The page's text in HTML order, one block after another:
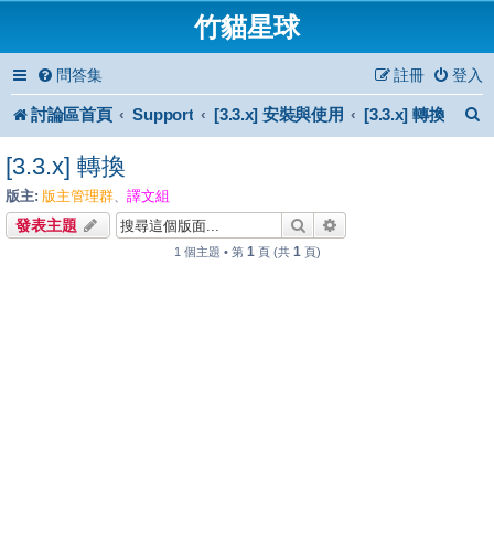
竹貓星球
問答集 登入
註冊
討論區首頁 Support [3.3.x] 安裝與使用 [3.3.x] 轉換
[3.3.x] 轉換
版主: 版主管理群、 譯文組
發表主題 搜尋
1 個主題 • 第 1 頁 (共 1 頁)